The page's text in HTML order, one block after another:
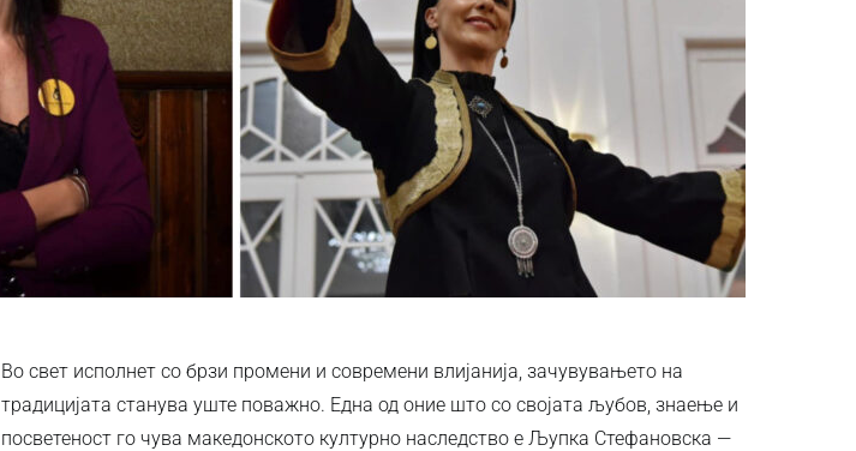
Во свет исполнет со брзи промени и современи влијанија, зачувувањето на
традицијата станува уште поважно. Една од оние што со својата љубов, знаење и
посветеност го чува македонското културно наследство е Љупка Стефановска —